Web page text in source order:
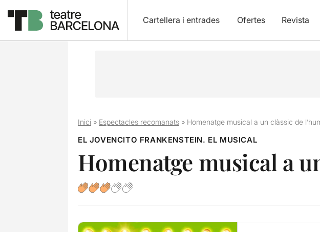
Cartellera i entrades Ofertes Revista
Inici» Espectacles recomanats» Homenatge musical a un clàssic de
EL JOVENCITO FRANKENSTEIN. EL MUSICAL
Homenatge musical a